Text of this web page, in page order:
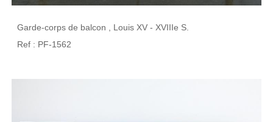
Garde-corps de balcon , Louis XV - XVIIIe S.
Ref : PF-1562